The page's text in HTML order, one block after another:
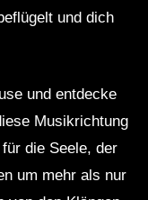
und dich
und entdecke
Musikrichtung
die Seele, der
um mehr als nur